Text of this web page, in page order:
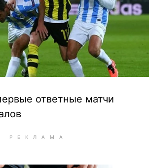
ответные матчи